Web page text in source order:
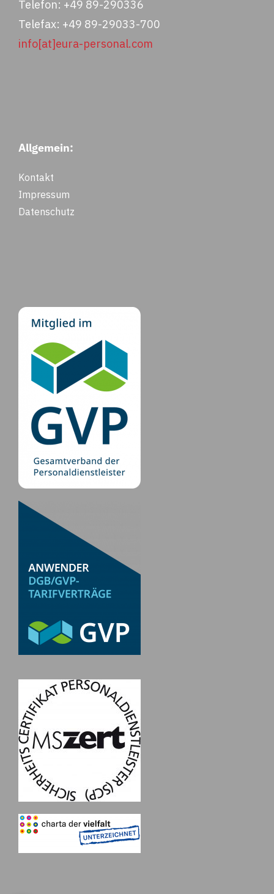
Telefon: +49 89-290336
Telefax: +49 89-29033-700
info[at]eura-personal.com
Allgemein:
Kontakt
Impressum
Datenschutz